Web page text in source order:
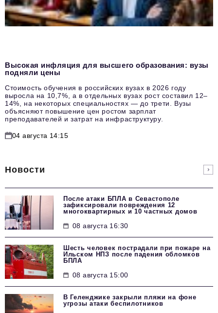
Высокая инфляция для высшего образования: вузы
подняли цены
Стоимость обучения в российских вузах в 2026 году
выросла на 10,7%, а в отдельных вузах рост составил 12–
14%, на некоторых специальностях — до трети. Вузы
объясняют повышение цен ростом зарплат
преподавателей и затрат на инфраструктуру.
04 августа 14:15
Новости
После атаки БПЛА в Севастополе
зафиксировали повреждения 12
многоквартирных и 10 частных домов
08 августа 16:30
Шесть человек пострадали при пожаре на
Ильском НПЗ после падения обломков
БПЛА
08 августа 15:00
В Геленджике закрыли пляжи на фоне
угрозы атаки беспилотников